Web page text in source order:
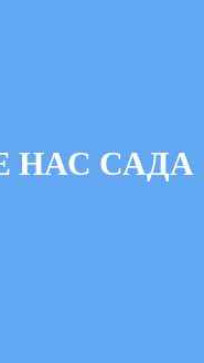
НАС САДА